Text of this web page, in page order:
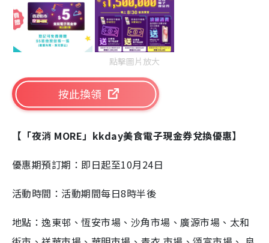
點擊圖片放大
按此換領
【「夜消 MORE」kkday美食電子現金券兌換優惠】
優惠期預訂期：即日起至10月24日
活動時間：活動期間每日8時半後
地點：逸東邨、恆安市場、沙角市場、廣源市場、太和